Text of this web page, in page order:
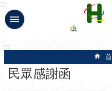
跳到主要內容區塊
:::
:::
民眾感謝函